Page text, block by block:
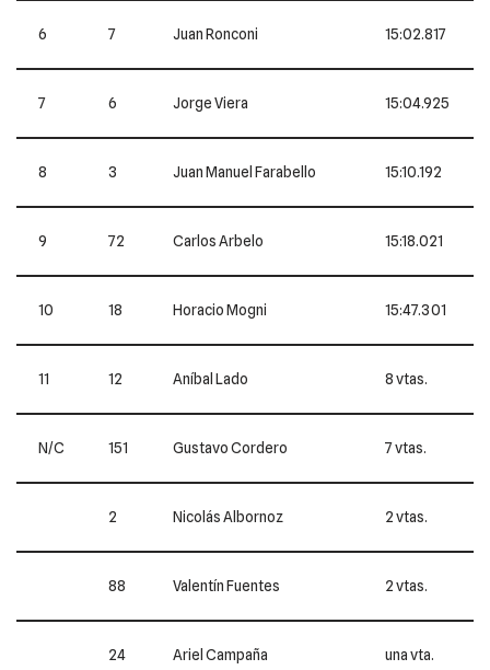
6 7 Juan Ronconi 15:02.817
7 6 Jorge Viera 15:04.925
8 3 Juan Manuel Farabello 15:10.192
9 72 Carlos Arbelo 15:18.021
10 18 Horacio Mogni 15:47.301
11 12 Aníbal Lado 8 vtas.
N/C 151 Gustavo Cordero 7 vtas.
2 Nicolás Albornoz 2 vtas.
88 Valentín Fuentes 2 vtas.
24 Ariel Campaña una vta.